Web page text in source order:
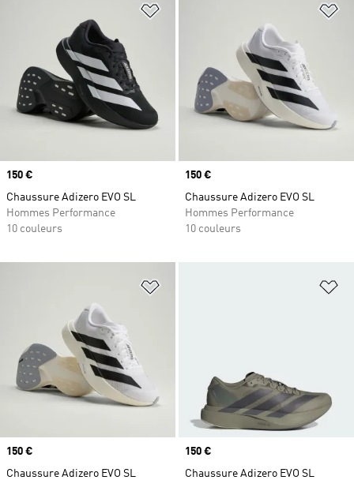
Ajouter à la Liste de produits
Prix
150 €
Chaussure Adizero EVO SL
Hommes Performance
10 couleurs
Prix
150 €
Chaussure Adizero EVO SL
Hommes Performance
10 couleurs
Ajouter à la Liste de produits
Prix
150 €
Chaussure Adizero EVO SL
Prix
150 €
Chaussure Adizero EVO SL